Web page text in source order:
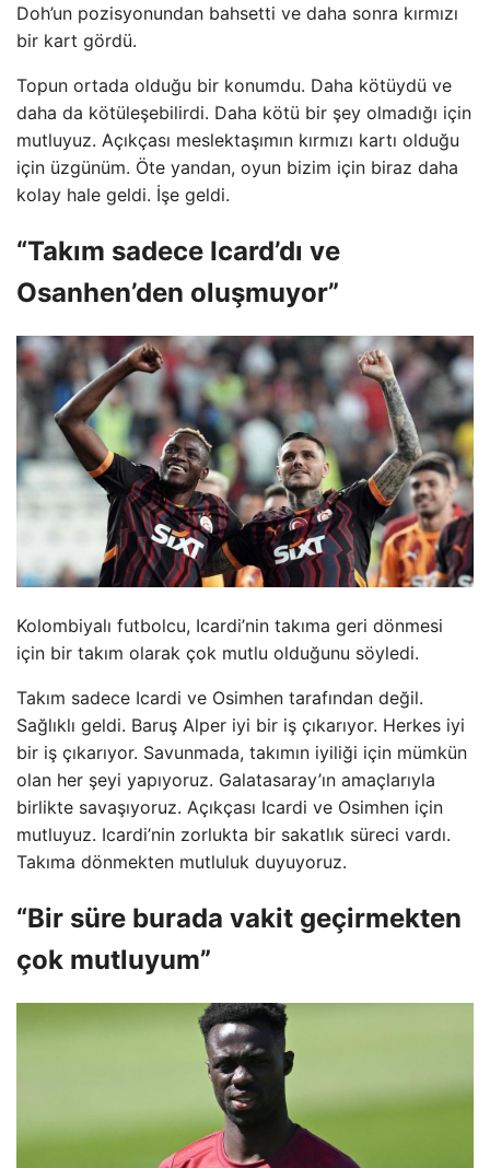
Doh’un pozisyonundan bahsetti ve daha sonra kırmızı
bir kart gördü.
Topun ortada olduğu bir konumdu. Daha kötüydü ve
daha da kötüleşebilirdi. Daha kötü bir şey olmadığı için
mutluyuz. Açıkçası meslektaşımın kırmızı kartı olduğu
için üzgünüm. Öte yandan, oyun bizim için biraz daha
kolay hale geldi. İşe geldi.
“Takım sadece Icard’dı ve
Osanhen’den oluşmuyor”
Kolombiyalı futbolcu, Icardi’nin takıma geri dönmesi
için bir takım olarak çok mutlu olduğunu söyledi.
Takım sadece Icardi ve Osimhen tarafından değil.
Sağlıklı geldi. Baruş Alper iyi bir iş çıkarıyor. Herkes iyi
bir iş çıkarıyor. Savunmada, takımın iyiliği için mümkün
olan her şeyi yapıyoruz. Galatasaray’ın amaçlarıyla
birlikte savaşıyoruz. Açıkçası Icardi ve Osimhen için
mutluyuz. Icardi’nin zorlukta bir sakatlık süreci vardı.
Takıma dönmekten mutluluk duyuyoruz.
“Bir süre burada vakit geçirmekten
çok mutluyum”